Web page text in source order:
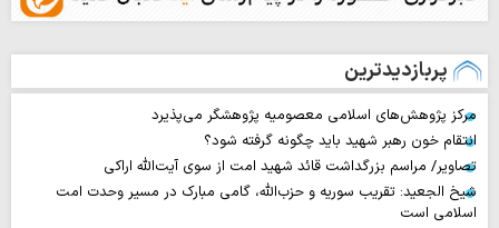
پربازدیدترین
مرکز پژوهش‌های اسلامی معصومیه پژوهشگر می‌پذیرد
انتقام خون رهبر شهید باید چگونه گرفته شود؟
تصاویر/ مراسم بزرگداشت قائد شهید امت از سوی آیت‌الله اراکی
شیخ الجعید: تقریب سوریه و حزب‌الله، گامی مبارک در مسیر وحدت امت
اسلامی است